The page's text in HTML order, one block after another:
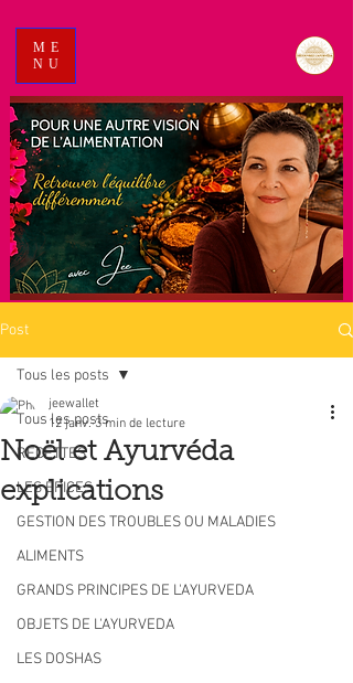
ME
NU
Post
Tous les posts
RECETTES
LES EPICES
GESTION DES TROUBLES OU MALADIES
ALIMENTS
GRANDS PRINCIPES DE L'AYURVEDA
OBJETS DE L'AYURVEDA
LES DOSHAS
Tous les posts
Noël et Ayurvéda
explications
jeewallet
12 janv. 3 min de lecture